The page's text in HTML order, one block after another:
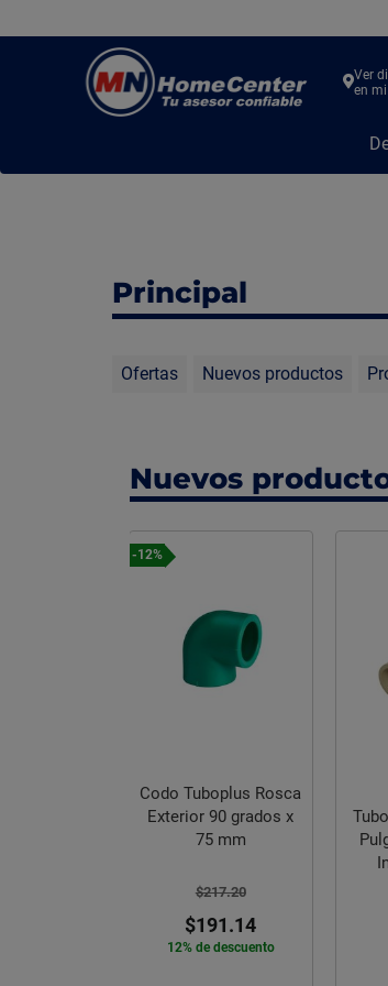
Center
Ver
en
Principal
Ofertas Nuevos productos
Nuevos
-12%
Codo Tuboplus Rosca
Exterior 90 grados x
75 mm
$217.20
$191.14
12% de descuento